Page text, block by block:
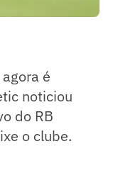
é
noticiou
do RB
o clube.